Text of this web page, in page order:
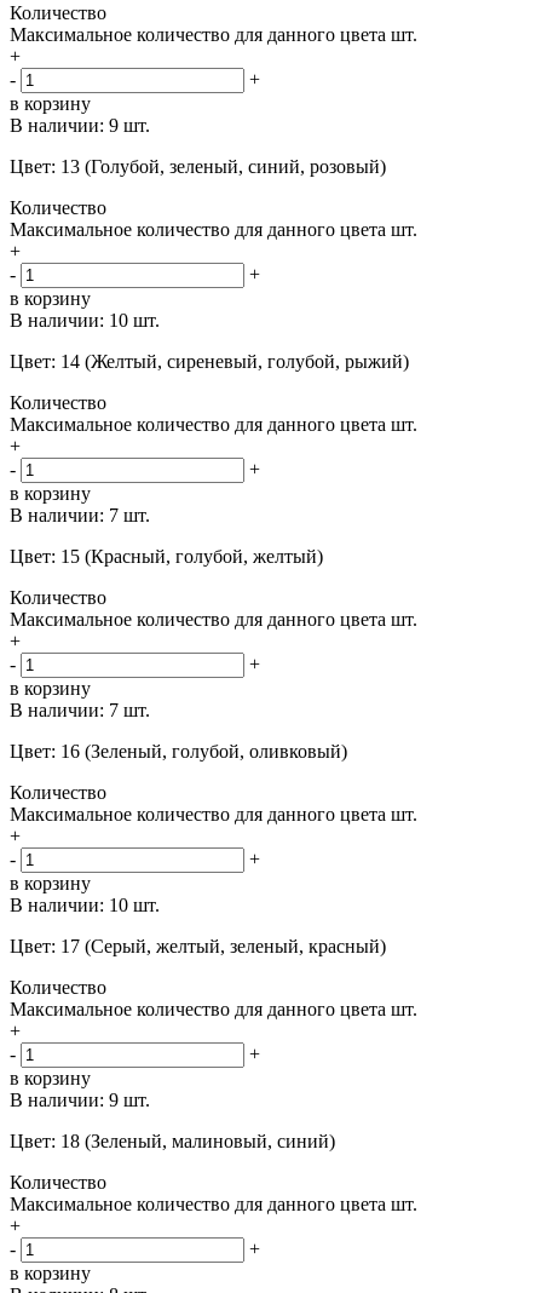
Количество
Максимальное количество для данного цвета шт.
+
-
+
в корзину
В наличии: 9 шт.
Цвет: 13 (Голубой, зеленый, синий, розовый)
Количество
Максимальное количество для данного цвета шт.
+
-
+
в корзину
В наличии: 10 шт.
Цвет: 14 (Желтый, сиреневый, голубой, рыжий)
Количество
Максимальное количество для данного цвета шт.
+
-
+
в корзину
В наличии: 7 шт.
Цвет: 15 (Красный, голубой, желтый)
Количество
Максимальное количество для данного цвета шт.
+
-
+
в корзину
В наличии: 7 шт.
Цвет: 16 (Зеленый, голубой, оливковый)
Количество
Максимальное количество для данного цвета шт.
+
-
+
в корзину
В наличии: 10 шт.
Цвет: 17 (Серый, желтый, зеленый, красный)
Количество
Максимальное количество для данного цвета шт.
+
-
+
в корзину
В наличии: 9 шт.
Цвет: 18 (Зеленый, малиновый, синий)
Количество
Максимальное количество для данного цвета шт.
+
-
+
в корзину